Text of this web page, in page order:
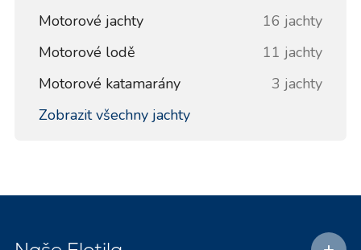
Motorové jachty
16 jachty
Motorové lodě
11 jachty
Motorové katamarány
3 jachty
Zobrazit všechny jachty